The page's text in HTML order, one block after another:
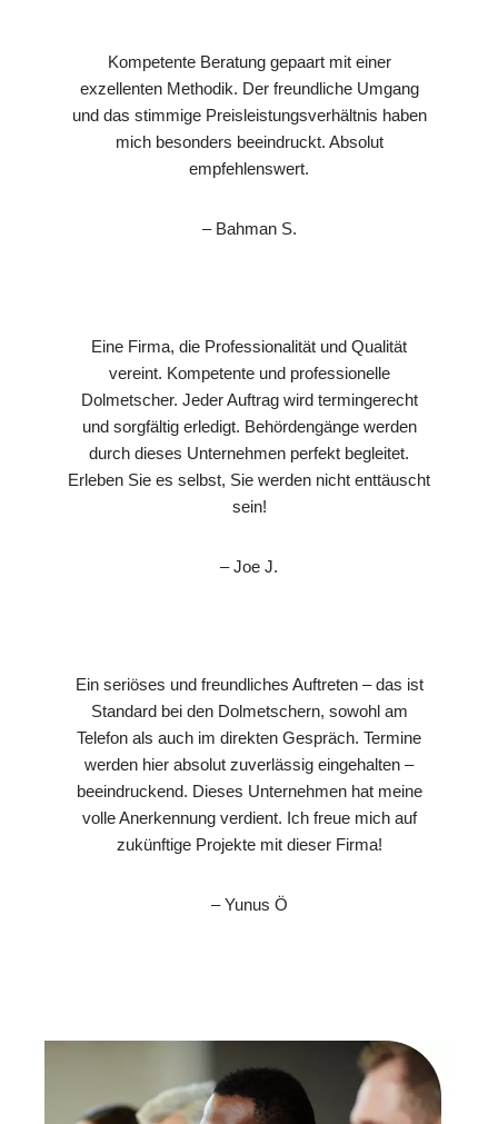
Kompetente Beratung gepaart mit einer
exzellenten Methodik. Der freundliche Umgang
und das stimmige Preisleistungsverhältnis haben
mich besonders beeindruckt. Absolut
empfehlenswert.
– Bahman S.
Eine Firma, die Professionalität und Qualität
vereint. Kompetente und professionelle
Dolmetscher. Jeder Auftrag wird termingerecht
und sorgfältig erledigt. Behördengänge werden
durch dieses Unternehmen perfekt begleitet.
Erleben Sie es selbst, Sie werden nicht enttäuscht
sein!
– Joe J.
Ein seriöses und freundliches Auftreten – das ist
Standard bei den Dolmetschern, sowohl am
Telefon als auch im direkten Gespräch. Termine
werden hier absolut zuverlässig eingehalten –
beeindruckend. Dieses Unternehmen hat meine
volle Anerkennung verdient. Ich freue mich auf
zukünftige Projekte mit dieser Firma!
– Yunus Ö